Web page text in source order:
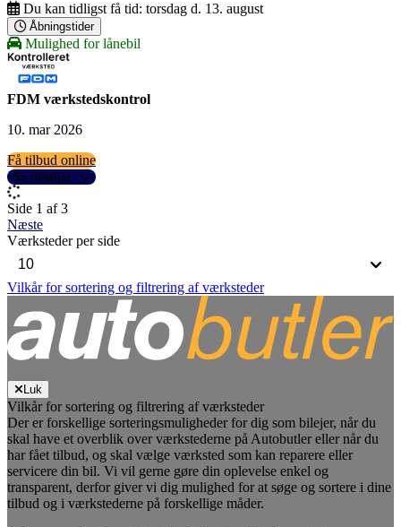
Du kan tidligst få tid: torsdag d. 13. august
Åbningstider
Mulighed for lånebil
FDM værkstedskontrol
10. mar 2026
Få tilbud online
Se detaljer
Side 1 af 3
Næste
Værksteder per side
Vilkår for sortering og filtrering af værksteder
Luk
Vilkår for sortering og filtrering af værksteder
Der er forskellige sorteringsmuligheder for dig som bilejer, når du
skal have et overblik over værkstederne på Autobutler eller når du
har fået tilbud, og skal vælge værksted som kan reparere eller
servicere din bil. Vi vil gerne gøre din oplevelse enkel og
transparent, derfor giver vi dig mulighed for at søge og sortere i dine
tilbud og i værkstederne på forskellige måder.